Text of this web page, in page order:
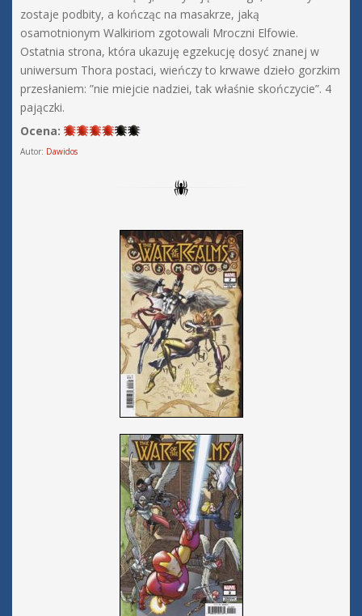
zostaje podbity, a kończąc na masakrze, jaką
osamotnionym Walkiriom zgotowali Mroczni Elfowie.
Ostatnia strona, która ukazuję egzekucję dosyć znanej w
uniwersum Thora postaci, wieńczy to krwawe dzieło gorzkim
przesłaniem: ”nie miejcie nadziei, tak właśnie skończycie”. 4
pajączki.
Ocena:
Autor: Dawidos